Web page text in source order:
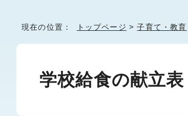
現在の位置： トップページ >子育て・教育
学校給食の献立表